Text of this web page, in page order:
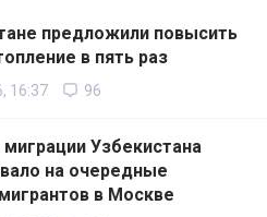
предложили повысить
в пять раз
16:37 96
Узбекистана
на очередные
в Москве